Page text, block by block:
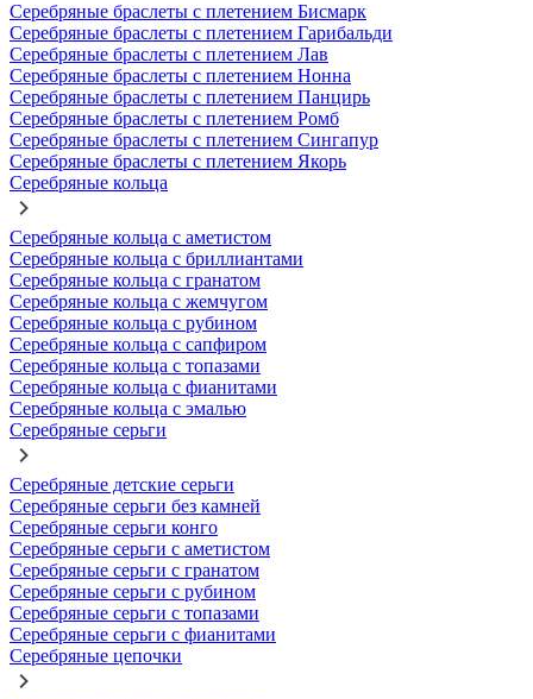
Серебряные браслеты с плетением Бисмарк
Серебряные браслеты с плетением Гарибальди
Серебряные браслеты с плетением Лав
Серебряные браслеты с плетением Нонна
Серебряные браслеты с плетением Панцирь
Серебряные браслеты с плетением Ромб
Серебряные браслеты с плетением Сингапур
Серебряные браслеты с плетением Якорь
Серебряные кольца
Серебряные кольца с аметистом
Серебряные кольца с бриллиантами
Серебряные кольца с гранатом
Серебряные кольца с жемчугом
Серебряные кольца с рубином
Серебряные кольца с сапфиром
Серебряные кольца с топазами
Серебряные кольца с фианитами
Серебряные кольца с эмалью
Серебряные серьги
Серебряные детские серьги
Серебряные серьги без камней
Серебряные серьги конго
Серебряные серьги с аметистом
Серебряные серьги с гранатом
Серебряные серьги с рубином
Серебряные серьги с топазами
Серебряные серьги с фианитами
Серебряные цепочки